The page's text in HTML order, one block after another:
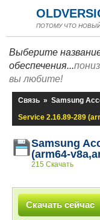
ПОТОМУ ЧТО
Выберите
обеспечения...
вы любите!
Связь » Samsung
Service 2.16.89-289
Samsung
(arm64-
215 Скачать
Скачать сейчас